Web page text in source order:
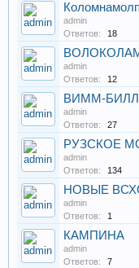
admin
Ответов:
18
admin
Ответов:
12
ВИММ-
admin
Ответов:
27
РУЗСКОЕ
admin
Ответов:
134
НОВЫЕ
admin
Ответов:
1
КАМПИНА
admin
Ответов:
7